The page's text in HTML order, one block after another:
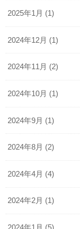
2025年1月 (1)
2024年12月 (1)
2024年11月 (2)
2024年10月 (1)
2024年9月 (1)
2024年8月 (2)
2024年4月 (4)
2024年2月 (1)